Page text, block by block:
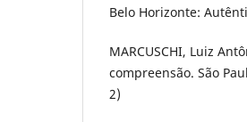
Belo Horizonte:
MARCUSCHI, Luiz
compreensão. São
2)